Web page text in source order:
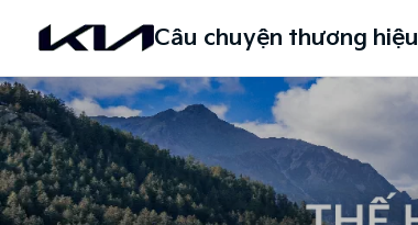
Câu chuyện thương hiệu